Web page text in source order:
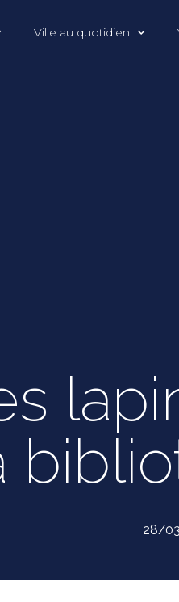
Ville au quotidien
28/